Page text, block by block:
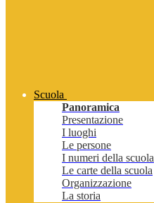
Scuola
Panoramica
Presentazione
I luoghi
Le persone
I numeri della scuola
Le carte della scuola
Organizzazione
La storia